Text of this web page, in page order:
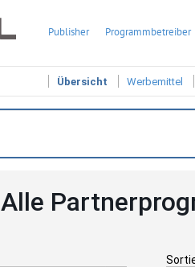
Publisher Programmbetreiber
Übersicht Werbemittel
Alle